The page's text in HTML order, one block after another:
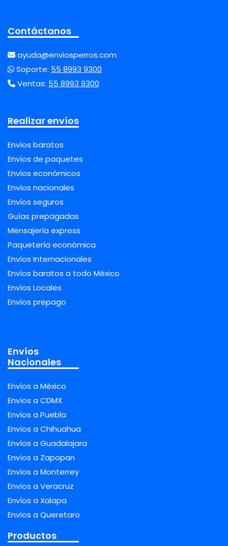
Contáctanos
ayuda@enviosperros.com
Soporte: 55 8993 9300
Ventas: 55 8993 9300
Realizar envíos
Envíos baratos
Envíos de paquetes
Envíos económicos
Envíos nacionales
Envíos seguros
Guías prepagadas
Mensajería express
Paquetería económica
Envíos Internacionales
Envíos baratos a todo México
Envíos Locales
Envíos prepago
Envíos
Nacionales
Envíos a México
Envíos a CDMX
Envíos a Puebla
Envíos a Chihuahua
Envíos a Guadalajara
Envíos a Zapopan
Envíos a Monterrey
Envíos a Veracruz
Envíos a Xalapa
Envíos a Queretaro
Productos